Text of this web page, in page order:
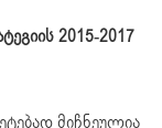
2015-2017
მიჩნეულია